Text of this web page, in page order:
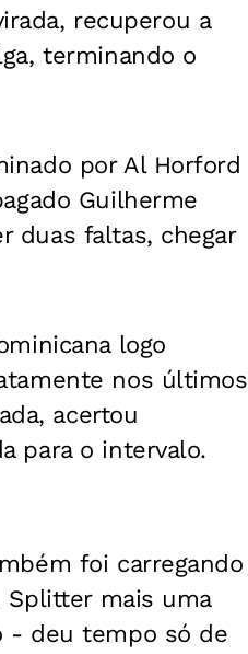
recuperou a
terminando o
por Al Horford
Guilherme
duas faltas, chegar
logo
nos últimos
acertou
para o intervalo.
foi carregando
Splitter mais uma
- deu tempo só de